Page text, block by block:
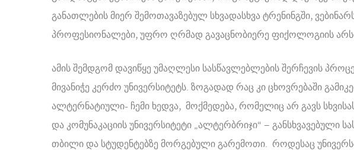
განათლების მიერ შემოთავაზებულ სხვადასხვა ტრენინგში,
პროფესიონალები, უფრო ღრმად გავაცნობიერე ფიქოლოგიის
ამის შემდგომ დავიწყე უმაღლესი სასწავლებლების შერჩევის
მივანიჭე კერძო უნივერსიტეტს. ზოგადად რაც კი ცხოვრებაში
ალტერნატიული- ჩემი ხედვა, მოქმედება, რომელიც არ გავს
და კომუნაკაციის უნივერსიტეტი „ალტერბრიჯი“ – განსხვავებული
თბილი და სტუდენტებზე მორგებული გარემოთი. როდესაც